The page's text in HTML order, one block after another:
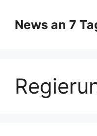
Inhalt
springen
News an 7